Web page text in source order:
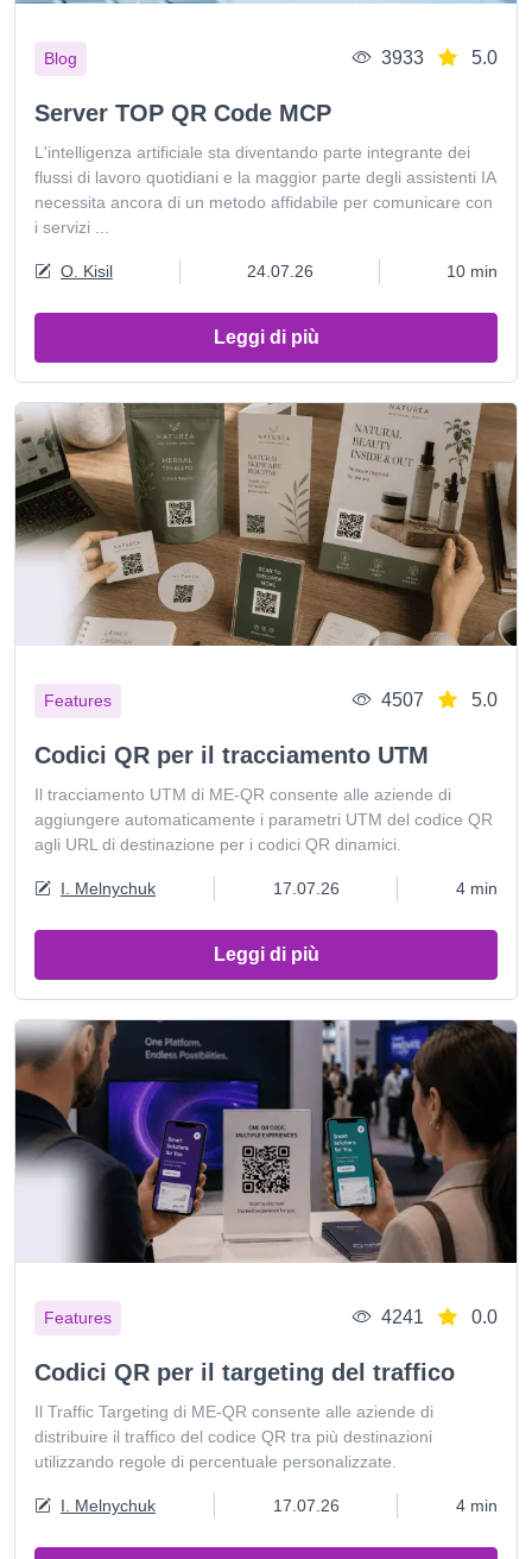
Blog 3933 5.0
Server TOP QR Code MCP
L'intelligenza artificiale sta diventando parte integrante dei
flussi di lavoro quotidiani e la maggior parte degli assistenti IA
necessita ancora di un metodo affidabile per comunicare con
i servizi ...
O. Kisil 24.07.26 10 min
Leggi di più
Features 4507 5.0
Codici QR per il tracciamento UTM
Il tracciamento UTM di ME-QR consente alle aziende di
aggiungere automaticamente i parametri UTM del codice QR
agli URL di destinazione per i codici QR dinamici.
I. Melnychuk 17.07.26 4 min
Leggi di più
Features 4241 0.0
Codici QR per il targeting del traffico
Il Traffic Targeting di ME-QR consente alle aziende di
distribuire il traffico del codice QR tra più destinazioni
utilizzando regole di percentuale personalizzate.
I. Melnychuk 17.07.26 4 min